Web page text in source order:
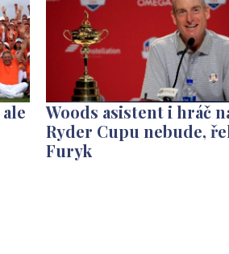
Woods asistent i hráč
Ryder Cupu nebude,
Furyk